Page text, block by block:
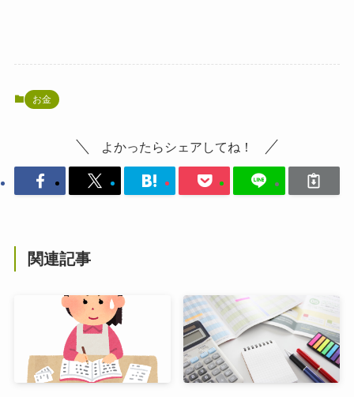
お金
よかったらシェアしてね！
関連記事